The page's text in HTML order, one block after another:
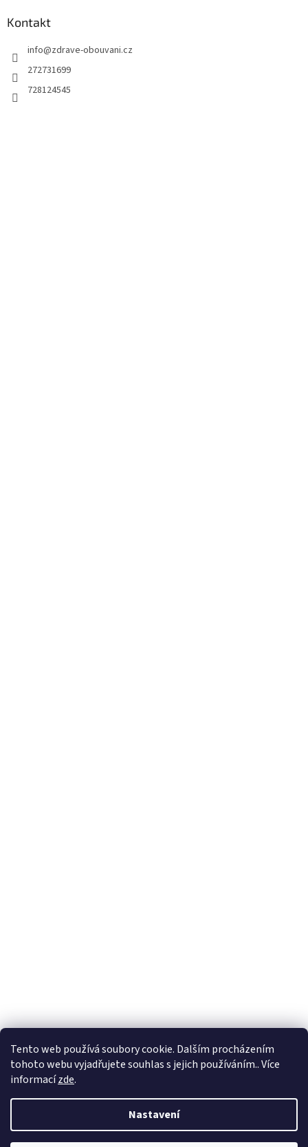
Tento web používá soubory cookie. Dalším procházením
tohoto webu vyjadřujete souhlas s jejich používáním.. Více
informacízde.
Nastavení
Kontakt
info@zdrave-obouvani.cz
272731699
728124545
Vytvořil Shoptet